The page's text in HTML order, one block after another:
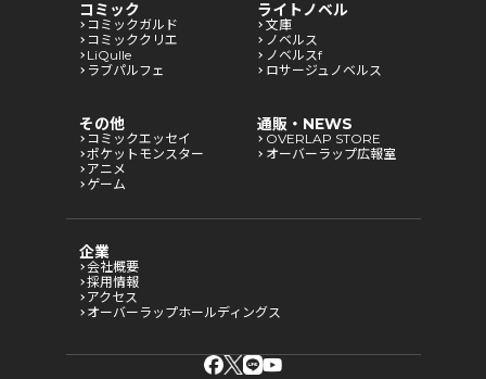
コミック
コミックガルド
コミッククリエ
LiQulle
ラブパルフェ
ライトノベル
文庫
ノベルス
ノベルスf
ロサージュノベルス
その他
コミックエッセイ
ポケットモンスター
アニメ
ゲーム
通販・NEWS
OVERLAP STORE
オーバーラップ広報室
企業
会社概要
採用情報
アクセス
オーバーラップホールディングス